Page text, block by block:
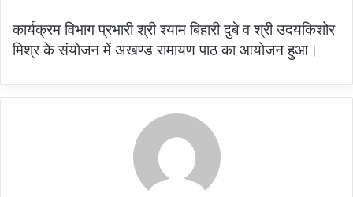
कार्यक्रम विभाग प्रभारी श्री श्याम बिहारी दुबे व श्री उदयकिशोर
मिश्र के संयोजन में अखण्ड रामायण पाठ का आयोजन हुआ।